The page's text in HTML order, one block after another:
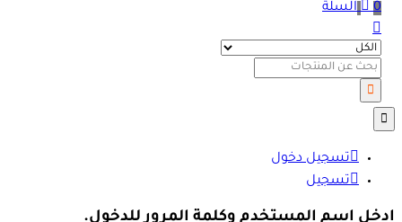
0 السلة
تسجيل دخول
تسجيل
ادخل اسم المستخدم وكلمة المرور للدخول.